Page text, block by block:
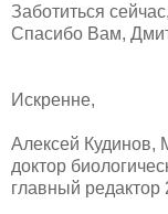
Заботиться
Спасибо Вам,
Искренне,
Алексей Кудинов,
доктор
главный